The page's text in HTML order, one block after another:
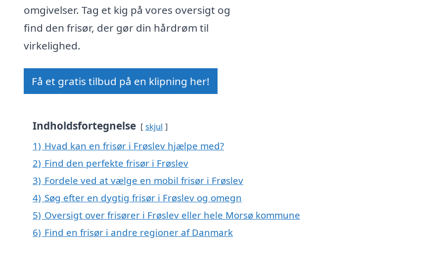
omgivelser. Tag et kig på vores oversigt og
find den frisør, der gør din hårdrøm til
virkelighed.
Få et gratis tilbud på en klipning her!
Indholdsfortegnelse skjul
1) Hvad kan en frisør i Frøslev hjælpe med?
2) Find den perfekte frisør i Frøslev
3) Fordele ved at vælge en mobil frisør i Frøslev
4) Søg efter en dygtig frisør i Frøslev og omegn
5) Oversigt over frisører i Frøslev eller hele Morsø kommune
6) Find en frisør i andre regioner af Danmark